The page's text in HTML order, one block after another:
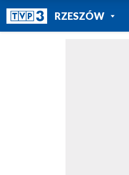
RZESZÓWPOWRÓT DO
TVP REGIONY